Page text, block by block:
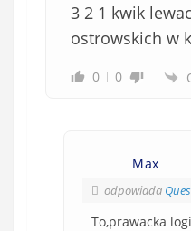
3 2 1 kwik
ostrowskich w
0 0
Max
odpowiada
To,prawacka